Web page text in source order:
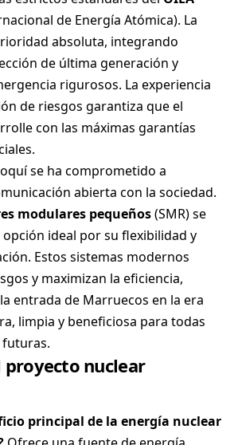
de Energía Atómica). La
absoluta, integrando
de última generación y
rigurosos. La experiencia
de riesgos garantiza que el
con las máximas garantías
se ha comprometido a
abierta con la sociedad.
modulares pequeños(SMR) se
ideal por su flexibilidad y
Estos sistemas modernos
y maximizan la eficiencia,
entrada de Marruecos en la era
limpia y beneficiosa para todas
futuras.
proyecto nuclear
principal de la energía nuclear